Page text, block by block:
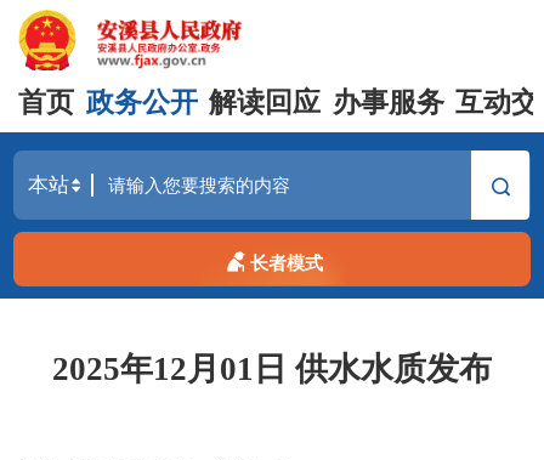
首页 政务公开 解读回应 办事服务 互动
长者模式
2025年12月01日 供水水质发布